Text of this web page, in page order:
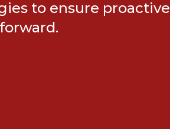
to ensure proactive